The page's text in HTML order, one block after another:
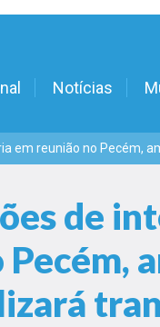
Notícias
em reunião no Pecém,
de